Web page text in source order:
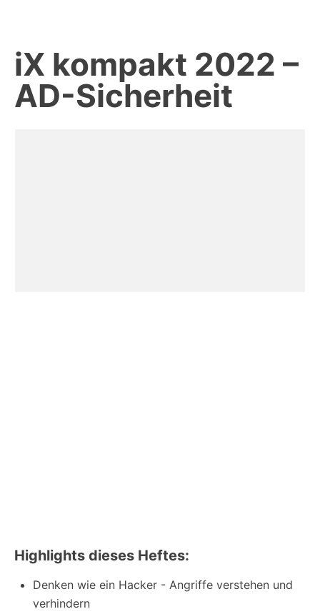
iX kompakt 2022 –
AD-Sicherheit
Highlights dieses Heftes:
Denken wie ein Hacker - Angriffe verstehen und
verhindern